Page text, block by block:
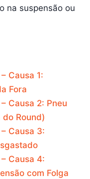
na suspensão ou
Causa 1:
Fora
Causa 2: Pneu
Round)
Causa 3:
Causa 4:
com Folga